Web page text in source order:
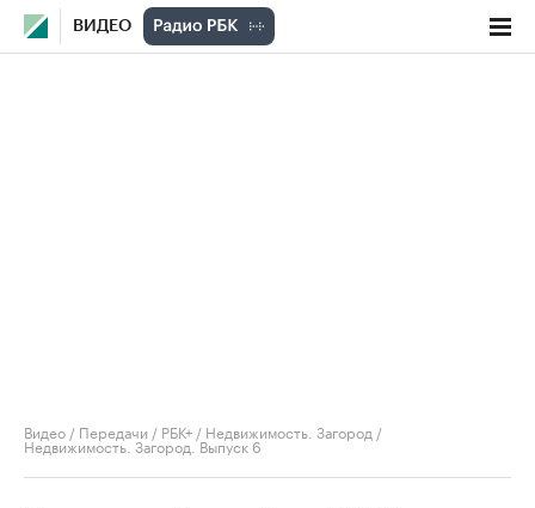
ВИДЕО
Видео / Передачи / РБК+ / Недвижимость. Загород /
Недвижимость. Загород. Выпуск 6